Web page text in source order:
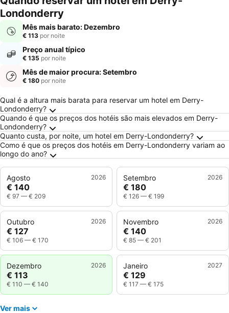
Londonderry
Mês mais barato: Dezembro
€ 113 por noite
Preço anual típico
€ 135 por noite
Mês de maior procura: Setembro
€ 180 por noite
Perguntas Frequentes sobre Derry-
Qual é a altura mais barata para reservar um hotel em Derry-
Londonderry?
Quando é que os preços dos hotéis são mais elevados em Derry-
Londonderry?
Quanto custa, por noite, um hotel em Derry-Londonderry?
Como é que os preços dos hotéis em Derry-Londonderry variam ao
longo do ano?
Agosto 2026
€ 140
€ 97 — € 209
Setembro 2026
€ 180
€ 126 — € 199
Outubro 2026
€ 127
€ 106 — € 170
Novembro 2026
€ 140
€ 85 — € 201
Dezembro 2026
€ 113
€ 110 — € 140
Janeiro 2027
€ 129
€ 117 — € 175
Ver mais